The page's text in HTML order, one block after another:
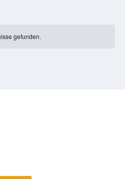
gefunden.